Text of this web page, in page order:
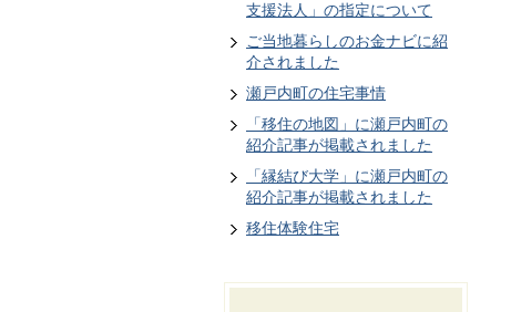
支援法人」の指定について
ご当地暮らしのお金ナビに紹
介されました
瀬戸内町の住宅事情
「移住の地図」に瀬戸内町の
紹介記事が掲載されました
「縁結び大学」に瀬戸内町の
紹介記事が掲載されました
移住体験住宅